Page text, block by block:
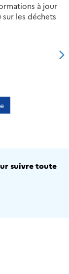
à jour
sur les déchets
suivre toute